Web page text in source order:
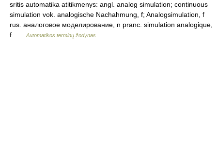
sritis automatika atitikmenys: angl. analog simulation; continuous
simulation vok. analogische Nachahmung, f; Analogsimulation, f
rus. аналоговое моделирование, n pranc. simulation analogique,
f …
Automatikos terminų žodynas